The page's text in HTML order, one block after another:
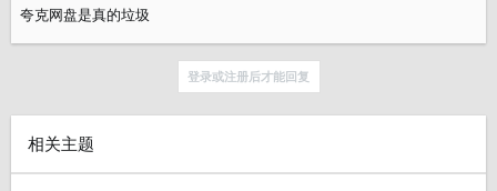
夸克网盘是真的垃圾
登录或注册后才能回复
相关主题